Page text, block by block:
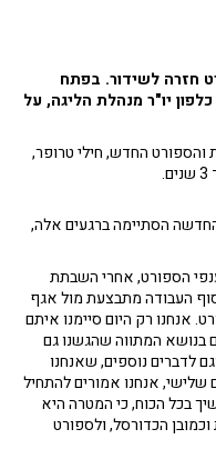
חזרה לשידור. בפתח
יו"ר מנהלת הליגה, על
והספורט החדש, חילי טרופר,
הסתיימה ברגעים אלה,
הספורט, אחרי השבתת
העבודה מתבצעת מול אגף
אנחנו רק היום סיימנו איתם
המתווה שהגשנו גם
לדברים נוספים, שאנחנו
אנחנו אמורים להתחיל
בכל הכוח, כי המטרה היא
הכדורסל, ולספורט